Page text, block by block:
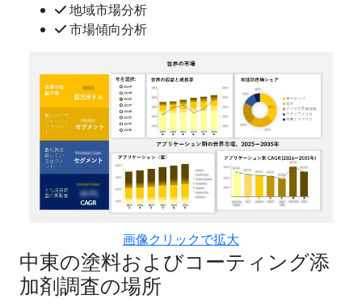
地域市場分析
市場傾向分析
画像クリックで拡大
中東の塗料およびコーティング添
加剤調査の場所